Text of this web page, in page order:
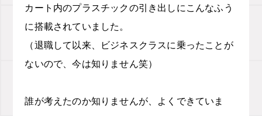
カート内のプラスチックの引き出しにこんなふう
に搭載されていました。
（退職して以来、ビジネスクラスに乗ったことが
ないので、今は知りません笑）
誰が考えたのか知りませんが、よくできていま